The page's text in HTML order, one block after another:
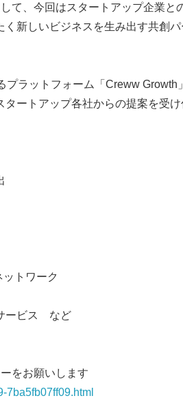
て、今回はスタートアップ企業と
新しいビジネスを生み出す共創
ラットフォーム「Creww Growth
ートアップ各社からの提案を受け
トワーク
ービス など
をお願いします
7ba5fb07ff09.html